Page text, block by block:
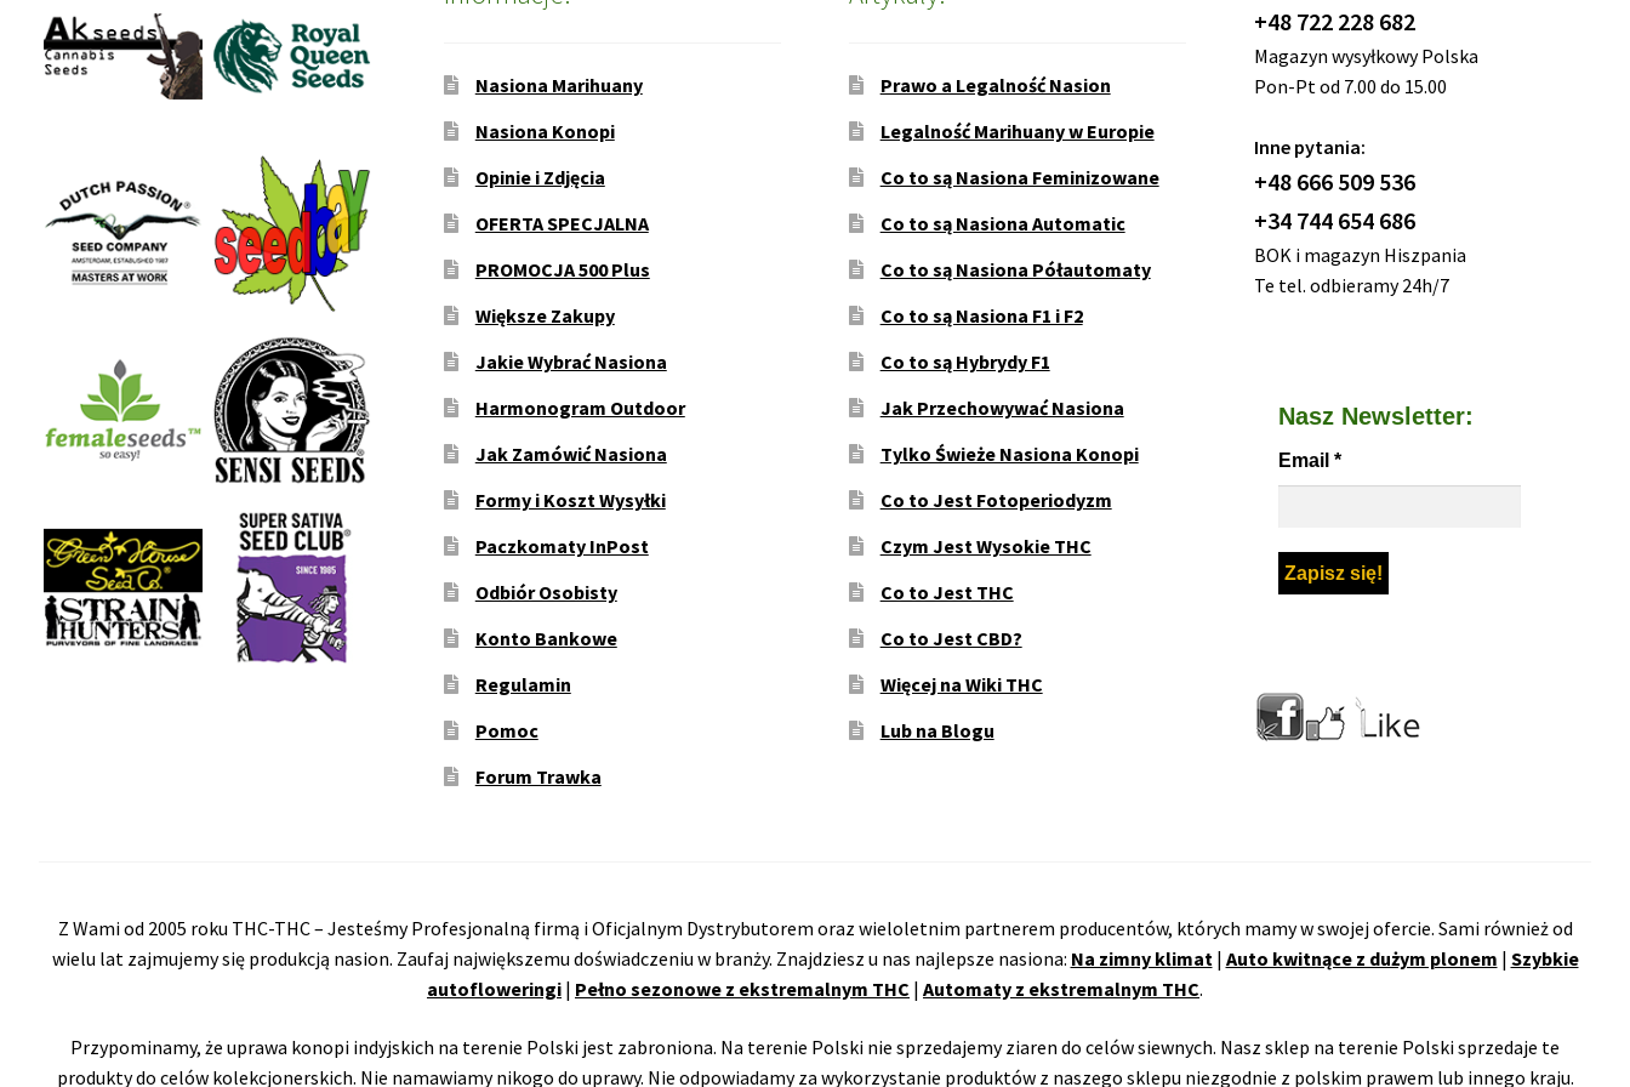
Nasiona Marihuany
Nasiona Konopi
Opinie i Zdjęcia
OFERTA SPECJALNA
PROMOCJA 500 Plus
Większe Zakupy
Jakie Wybrać Nasiona
Harmonogram Outdoor
Jak Zamówić Nasiona
Formy i Koszt Wysyłki
Paczkomaty InPost
Odbiór Osobisty
Konto Bankowe
Regulamin
Pomoc
Forum Trawka
Prawo a Legalność Nasion
Legalność Marihuany w Europie
Co to są Nasiona Feminizowane
Co to są Nasiona Automatic
Co to są Nasiona Półautomaty
Co to są Nasiona F1 i F2
Co to są Hybrydy F1
Jak Przechowywać Nasiona
Tylko Świeże Nasiona Konopi
Co to Jest Fotoperiodyzm
Czym Jest Wysokie THC
Co to Jest THC
Co to Jest CBD?
Więcej na Wiki THC
Lub na Blogu
+48 722 228 682
Magazyn wysyłkowy Polska
Pon-Pt od 7.00 do 15.00
Inne pytania:
+48 666 509 536
+34 744 654 686
BOK i magazyn Hiszpania
Te tel. odbieramy 24h/7
Nasz Newsletter:
Email *
Z Wami od 2005 roku THC-THC – Jesteśmy Profesjonalną firmą i Oficjalnym Dystrybutorem oraz wieloletnim partnerem producentów, których mamy w swojej ofercie. Sami również od
wielu lat zajmujemy się produkcją nasion. Zaufaj największemu doświadczeniu w branży. Znajdziesz u nas najlepsze nasiona: Na zimny klimat| Auto kwitnące z dużym plonem | Szybkie
autofloweringi | Pełno sezonowe z ekstremalnym THC | Automaty z ekstremalnym THC.
Przypominamy, że uprawa konopi indyjskich na terenie Polski jest zabroniona. Na terenie Polski nie sprzedajemy ziaren do celów siewnych. Nasz sklep na terenie Polski sprzedaje te
produkty do celów kolekcjonerskich. Nie namawiamy nikogo do uprawy. Nie odpowiadamy za wykorzystanie produktów z naszego sklepu niezgodnie z polskim prawem lub innego kraju.